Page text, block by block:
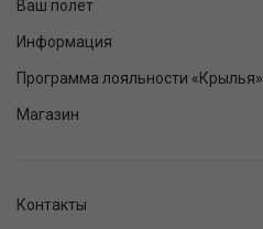
Ваш полет
Информация
Программа лояльности «Крылья»
Магазин
Контакты